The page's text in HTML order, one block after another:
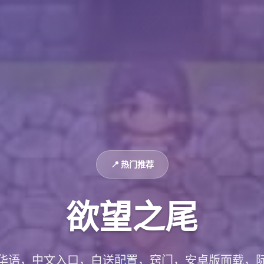
📍 热门推荐
欲望之尾
语，中文入口，白送配置，窍门，安卓版面载，